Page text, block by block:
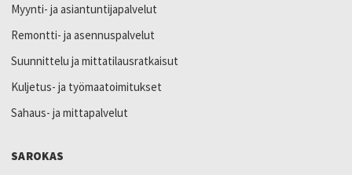
Myynti- ja asiantuntijapalvelut
Remontti- ja asennuspalvelut
Suunnittelu ja mittatilausratkaisut
Kuljetus- ja työmaatoimitukset
Sahaus- ja mittapalvelut
SAROKAS